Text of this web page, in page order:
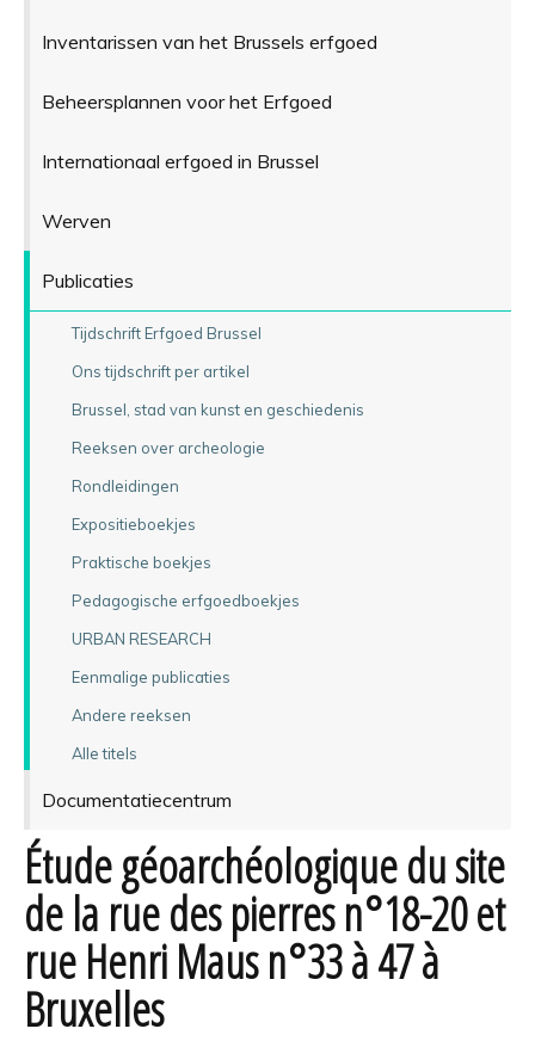
Inventarissen van het Brussels erfgoed
Beheersplannen voor het Erfgoed
Internationaal erfgoed in Brussel
Werven
Publicaties
Tijdschrift Erfgoed Brussel
Ons tijdschrift per artikel
Brussel, stad van kunst en geschiedenis
Reeksen over archeologie
Rondleidingen
Expositieboekjes
Praktische boekjes
Pedagogische erfgoedboekjes
URBAN RESEARCH
Eenmalige publicaties
Andere reeksen
Alle titels
Documentatiecentrum
Étude géoarchéologique du site
de la rue des pierres n°18-20 et
rue Henri Maus n°33 à 47 à
Bruxelles